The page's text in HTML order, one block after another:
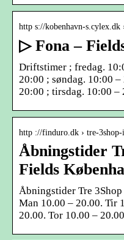
http s://kobenhavn-
▷ Fona –
Driftstimer ; fredag.
20:00 ; søndag. 10:00
20:00 ; tirsdag. 10:00 –
http ://finduro.dk › tre-
Åbningstider
Fields
Åbningstider Tre
Man 10.00 – 20.00. Tir
20.00. Tor 10.00 –